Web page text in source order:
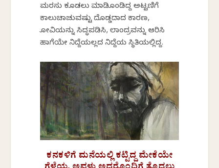
ಮರಸು ಕೂಡಲು ಮಾಡಿಕೊಂಡಿದ್ದ ಅಟ್ಟಣಿಗೆ
ಕಾಲುಚಾಚುವಷ್ಟು ದೊಡ್ಡದಾದ ಕಾರಣ,
ಕೋವಿಯನ್ನು ಸಿದ್ಧಪಡಿಸಿ, ಲಾಂದ್ರವನ್ನು ಆರಿಸಿ
ಹಾಗೆಯೇ ನಿದ್ದೆಯಲ್ಲದ ನಿದ್ದೆಯ ಸ್ಥಿತಿಯಲ್ಲಿದ್ದ.
ಕನಕಳಿಗೆ ಮನೆಯಲ್ಲಿ ಕಟ್ಟಿದ್ದ ಮೇಕೆಯೇ